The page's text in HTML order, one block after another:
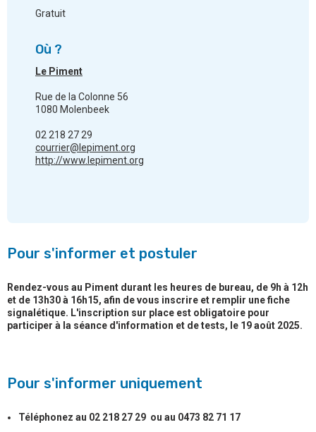
Gratuit
Où ?
Le Piment
Rue de la Colonne 56
1080 Molenbeek
02 218 27 29
courrier@lepiment.org
http://www.lepiment.org
Pour s'informer et postuler
Rendez-vous au Piment durant les heures de bureau, de 9h à 12h
et de 13h30 à 16h15, afin de vous inscrire et remplir une fiche
signalétique. L'inscription sur place est obligatoire pour
participer à la séance d'information et de tests, le 19 août 2025.
Pour s'informer uniquement
Téléphonez au 02 218 27 29 ou au 0473 82 71 17